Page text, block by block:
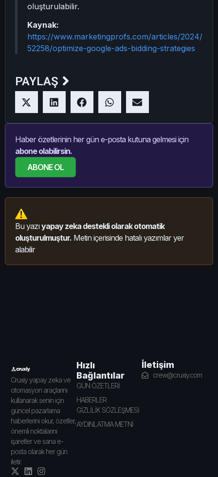
oluşturulabilir.
Kaynak:
https://www.marketingprofs.com/articles/2024/
52258/optimize-google-ads-bidding-strategies
PAYLAŞ
Haber özetlerinin her gün e-posta kutuna gelmesi için
abone olabilirsin.
ABONE OL
Bu yazıyapay zeka destekli olarak otomatik
oluşturulmuştur. Metin içerisinde hatalı yazımlar yer
alabilir
Cruxiy yapay zeka ve
otomasyon araçlarını
kullanarak senin için
güncel pazarlama
haberlerini okur, özetler,
önemli noktalarını
işaretler ve sana e-
posta olarak her gün
iletir.
Hızlı
Bağlantılar
GÜN ÖZETLERİ
HABERLER
GİZLİLİK SÖZLEŞMESİ
AYDINLATMA METNİ
İletişim
crew@cruxiy.com